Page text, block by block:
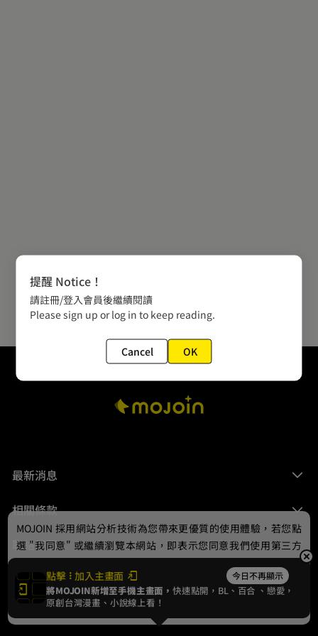
最新消息
相關條款
聯絡我們
© 2024 gamania Digital Entertainment Co., Ltd.
點擊 加入主畫面 今日不再顯示
將MOJOIN新增至手機主畫面，快速點開，BL、 百合 、戀愛，
原創台灣漫畫、小說線上看！
MOJOIN 採用網站分析技術為您帶來更優質的使用體驗，若您點
選 "我同意" 或繼續瀏覽本網站，即表示您同意我們使用第三方
Cookie，欲瞭解更多資訊請見隱私權政策。
我同意
提醒 Notice！
請註冊/登入會員後繼續閱讀
Please sign up or log in to keep reading.
Cancel OK